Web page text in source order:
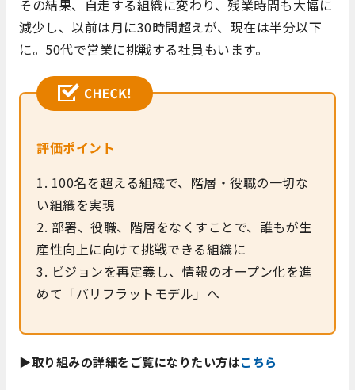
その結果、自走する組織に変わり、残業時間も大幅に
減少し、以前は月に30時間超えが、現在は半分以下
に。50代で営業に挑戦する社員もいます。
評価ポイント
1. 100名を超える組織で、階層・役職の一切な
い組織を実現
2. 部署、役職、階層をなくすことで、誰もが生
産性向上に向けて挑戦できる組織に
3. ビジョンを再定義し、情報のオープン化を進
めて「バリフラットモデル」へ
▶取り組みの詳細をご覧になりたい方はこちら